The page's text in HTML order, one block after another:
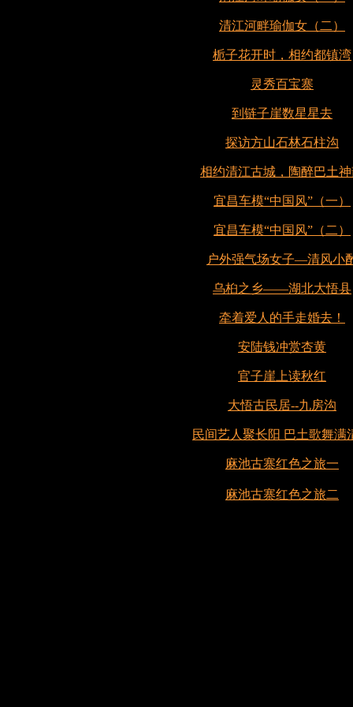
清江河畔瑜伽女（二）
栀子花开时，相约都镇湾
灵秀百宝寨
到链子崖数星星去
探访方山石林石柱沟
相约清江古城，陶醉巴土
宜昌车模“中国风”（一）
宜昌车模“中国风”（二）
户外强气场女子—清风小
乌桕之乡——湖北大悟县
牵着爱人的手走婚去！
安陆钱冲赏杏黄
官子崖上读秋红
大悟古民居--九房沟
民间艺人聚长阳 巴土歌舞满
麻池古寨红色之旅一
麻池古寨红色之旅二